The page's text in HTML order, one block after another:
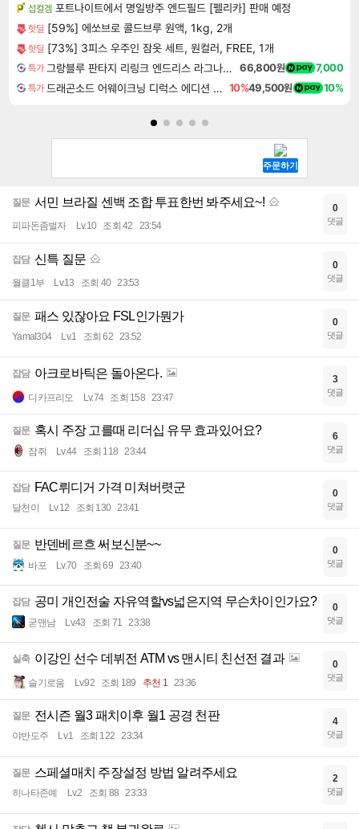
섭컬겜 포트나이트에서 명일방주 엔드필드 [펠리카] 판매 예정
핫딜 [59%] 에쏘브로 콜드브루 원액, 1kg, 2개
핫딜 [73%] 3피스 우주인 잠옷 세트, 원컬러, FREE, 1개
특가 그랑블루 판타지 리링크 엔드리스 라그나로크 Granblue Fantasy Relink Endless Ragnarok 66,800원 7,000
특가 드래곤소드 어웨이크닝 디럭스 에디션 DragonSword Awakening Deluxe Edition 10%49,500원 10%
질문 서민 브라질 센백 조합 투표한번 봐주세요~!
피파돈좀벌자 Lv.10 조회 42 23:54
0
댓글
잡담 신특 질문
월클1부 Lv.13 조회 40 23:53
0
댓글
질문 패스 있잖아요 FSL인가뭔가
Yamal304 Lv.1 조회 62 23:52
0
댓글
잡담 아크로바틱은 돌아온다.
디카프리오 Lv.74 조회 158 23:47
3
댓글
질문 혹시 주장 고를때 리더십 유무 효과있어요?
잠쥐 Lv.44 조회 118 23:44
6
댓글
잡담 FAC뤼디거 가격 미쳐버렷군
달천이 Lv.12 조회 130 23:41
0
댓글
질문 반덴베르흐 써보신분~~
바포 Lv.70 조회 69 23:40
0
댓글
잡담 공미 개인전술 자유역할vs넓은지역 무슨차이인가요?
굳맨남 Lv.43 조회 71 23:38
0
댓글
실축 이강인 선수 데뷔전 ATM vs 맨시티 친선전 결과
슬기로움 Lv.92 조회 189 추천 1 23:36
0
댓글
질문 전시즌 월3 패치이후 월1 공경 천판
야반도주 Lv.1 조회 122 23:34
4
댓글
질문 스페셜매치 주장설정 방법 알려주세요
히나타존예 Lv.2 조회 88 23:33
2
댓글